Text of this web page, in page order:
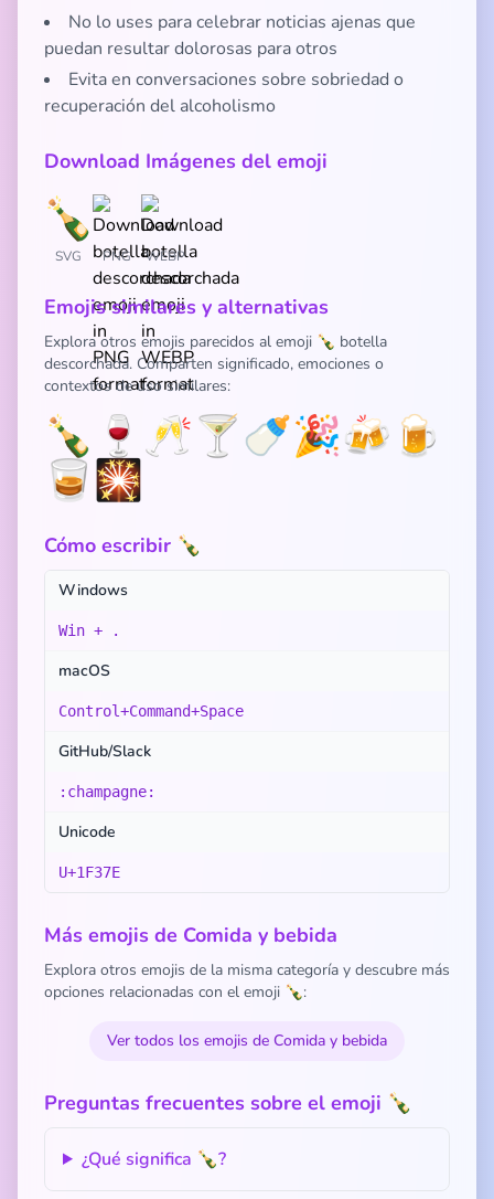
No lo uses para celebrar noticias ajenas que
puedan resultar dolorosas para otros
Evita en conversaciones sobre sobriedad o
recuperación del alcoholismo
Download Imágenes del emoji
SVG PNG WEBP
Emojis similares y alternativas
Explora otros emojis parecidos al emoji 🍾 botella
descorchada. Comparten significado, emociones o
contextos de uso similares:
🍾 🍷 🥂🍸🍼🎉🍻 🍺
🥃🎇
Cómo escribir 🍾
Windows
Win + .
macOS
Control+Command+Space
GitHub/Slack
:champagne:
Unicode
U+1F37E
Más emojis de Comida y bebida
Explora otros emojis de la misma categoría y descubre más
opciones relacionadas con el emoji 🍾:
Ver todos los emojis de Comida y bebida
Preguntas frecuentes sobre el emoji 🍾
¿Qué significa 🍾?